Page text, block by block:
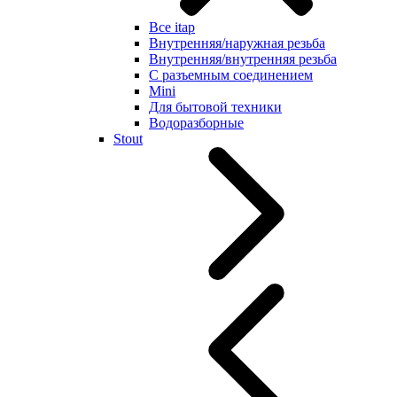
Все itap
Внутренняя/наружная резьба
Внутренняя/внутренняя резьба
С разъемным соединением
Mini
Для бытовой техники
Водоразборные
Stout